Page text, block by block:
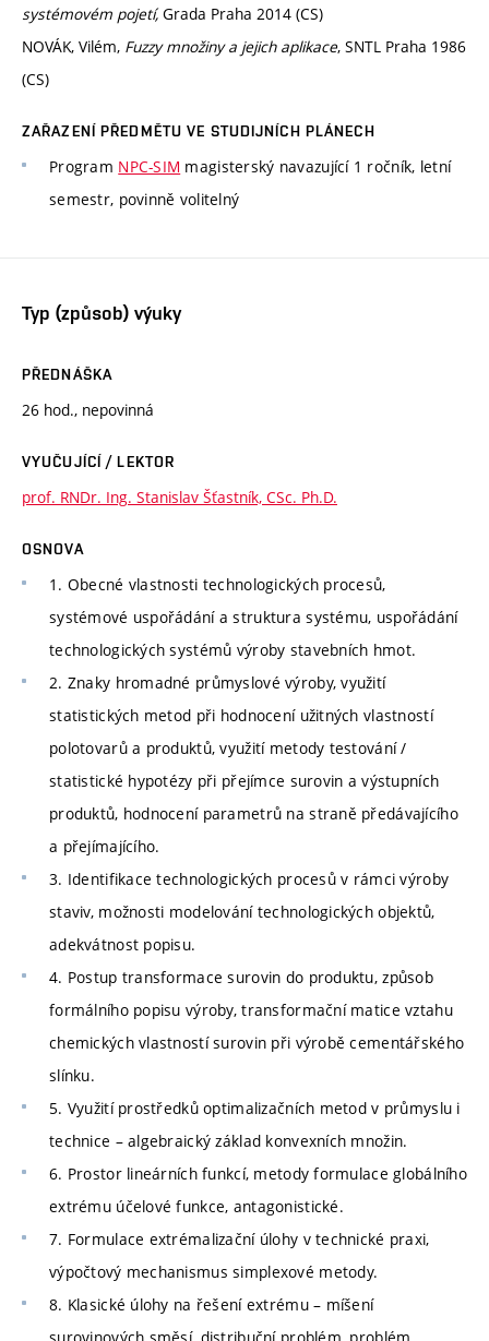
systémovém pojetí,Grada Praha 2014 (CS)
NOVÁK, Vilém, Fuzzy množiny a jejich aplikace, SNTL Praha 1986
(CS)
ZAŘAZENÍ PŘEDMĚTU VE STUDIJNÍCH PLÁNECH
Program NPC-SIM magisterský navazující 1 ročník, letní
semestr, povinně volitelný
Typ (způsob) výuky
PŘEDNÁŠKA
26 hod., nepovinná
VYUČUJÍCÍ / LEKTOR
prof. RNDr. Ing. Stanislav Šťastník, CSc. Ph.D.
OSNOVA
1. Obecné vlastnosti technologických procesů,
systémové uspořádání a struktura systému, uspořádání
technologických systémů výroby stavebních hmot.
2. Znaky hromadné průmyslové výroby, využití
statistických metod při hodnocení užitných vlastností
polotovarů a produktů, využití metody testování /
statistické hypotézy při přejímce surovin a výstupních
produktů, hodnocení parametrů na straně předávajícího
a přejímajícího.
3. Identifikace technologických procesů v rámci výroby
staviv, možnosti modelování technologických objektů,
adekvátnost popisu.
4. Postup transformace surovin do produktu, způsob
formálního popisu výroby, transformační matice vztahu
chemických vlastností surovin při výrobě cementářského
slínku.
5. Využití prostředků optimalizačních metod v průmyslu i
technice – algebraický základ konvexních množin.
6. Prostor lineárních funkcí, metody formulace globálního
extrému účelové funkce, antagonistické.
7. Formulace extrémalizační úlohy v technické praxi,
výpočtový mechanismus simplexové metody.
8. Klasické úlohy na řešení extrému – míšení